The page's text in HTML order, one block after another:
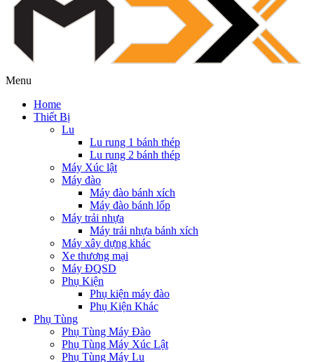
Menu
Home
Thiết Bị
Lu
Lu rung 1 bánh thép
Lu rung 2 bánh thép
Máy Xúc lật
Máy đào
Máy đào bánh xích
Máy đào bánh lốp
Máy trải nhựa
Máy trải nhựa bánh xích
Máy xây dựng khác
Xe thương mại
Máy ĐQSD
Phụ Kiện
Phụ kiện máy đào
Phụ Kiện Khác
Phụ Tùng
Phụ Tùng Máy Đào
Phụ Tùng Máy Xúc Lật
Phụ Tùng Máy Lu